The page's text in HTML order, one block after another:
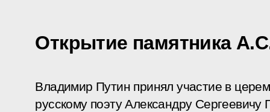
Открытие памятника
Владимир Путин принял участие в
русскому поэту Александру